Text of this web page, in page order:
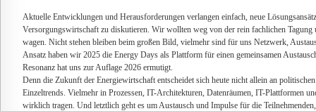
Aktuelle Entwicklungen und Herausforderungen verlangen einfach, neue
Versorgungswirtschaft zu diskutieren. Wir wollten weg von der rein fachlichen
wagen. Nicht stehen bleiben beim großen Bild, vielmehr sind für uns Netzwerk,
Ansatz haben wir 2025 die Energy Days als Plattform für einen gemeinsamen
Resonanz hat uns zur Auflage 2026 ermutigt.
Denn die Zukunft der Energiewirtschaft entscheidet sich heute nicht allein an
Einzeltrends. Vielmehr in Prozessen, IT-Architekturen, Datenräumen, IT-Plattformen
wirklich tragen. Und letztlich geht es um Austausch und Impulse für die